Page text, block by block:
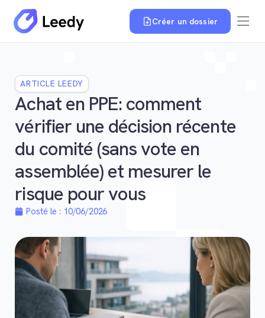
Créer un dossier
ARTICLE LEEDY
Achat en PPE: comment
vérifier une décision récente
du comité (sans vote en
assemblée) et mesurer le
risque pour vous
Posté le : 10/06/2026